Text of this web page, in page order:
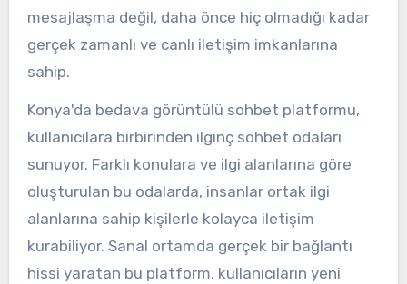
mesajlaşma değil, daha önce hiç olmadığı kadar
gerçek zamanlı ve canlı iletişim imkanlarına
sahip.
Konya'da bedava görüntülü sohbet platformu,
kullanıcılara birbirinden ilginç sohbet odaları
sunuyor. Farklı konulara ve ilgi alanlarına göre
oluşturulan bu odalarda, insanlar ortak ilgi
alanlarına sahip kişilerle kolayca iletişim
kurabiliyor. Sanal ortamda gerçek bir bağlantı
hissi yaratan bu platform, kullanıcıların yeni